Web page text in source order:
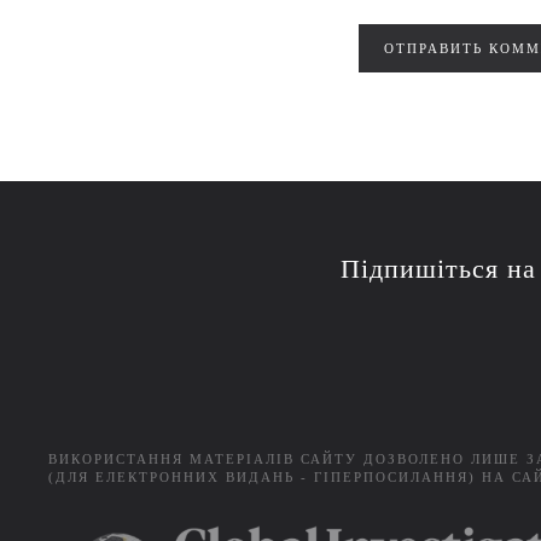
ОТПРАВИТЬ
Підпишіться
ВИКОРИСТАННЯ МАТЕРІАЛІВ САЙТУ ДОЗВОЛЕНО ЛИШЕ
(ДЛЯ ЕЛЕКТРОННИХ ВИДАНЬ - ГІПЕРПОСИЛАННЯ) НА САЙТ